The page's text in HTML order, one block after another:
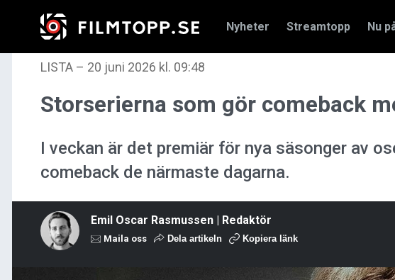
Nyheter Streamtopp Nu
LISTA – 20 juni 2026 kl. 09:48
Storserierna som gör comeback
I veckan är det premiär för nya säsonger av
comeback de närmaste dagarna.
Emil Oscar Rasmussen | Redaktör
Maila oss Dela artikeln Kopiera länk